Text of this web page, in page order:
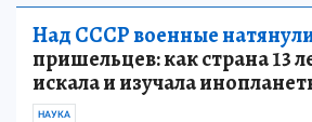
Над СССР военные
пришельцев: как страна 13
искала и изучала
НАУКА